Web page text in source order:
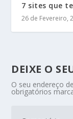
7 sites que
26 de Fevereiro,
DEIXE O
O seu endereço
obrigatórios